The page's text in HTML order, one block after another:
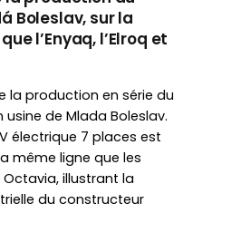
Boleslav, sur la
l’Enyaq, l’Elroq et
la production en série du
usine de Mlada Boleslav.
électrique 7 places est
même ligne que les
Octavia, illustrant la
du constructeur